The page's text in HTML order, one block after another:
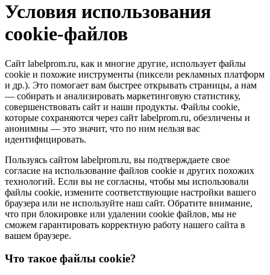
Условия использования
cookie-файлов
Сайт labelprom.ru, как и многие другие, использует файлы
cookie и похожие инструменты (пиксели рекламных платформ
и др.). Это помогает вам быстрее открывать страницы, а нам
— собирать и анализировать маркетинговую статистику,
совершенствовать сайт и наши продукты. Файлы сookie,
которые сохраняются через сайт labelprom.ru, обезличены и
анонимны — это значит, что по ним нельзя вас
идентифицировать.
Пользуясь сайтом labelprom.ru, вы подтверждаете свое
согласие на использование файлов cookie и других похожих
технологий. Если вы не согласны, чтобы мы использовали
файлы cookie, измените соответствующие настройки вашего
браузера или не используйте наш сайт. Обратите внимание,
что при блокировке или удалении cookie файлов, мы не
сможем гарантировать корректную работу нашего сайта в
вашем браузере.
Что такое файлы cookie?